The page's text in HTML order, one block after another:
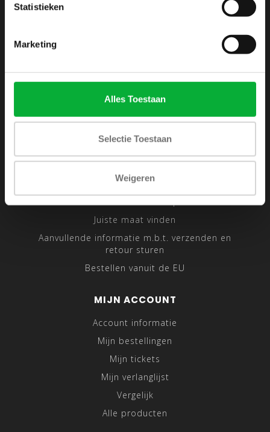
Statistieken
Marketing
Alles Toestaan
Selectie Toestaan
Weigeren
Disclaimer
Privacy Policy
Sitemap
Traveling Tailor
Juiste maat vinden
Aanvullende informatie m.b.t. verzenden en
retour sturen
Bestellen vanuit de EU
MIJN ACCOUNT
Account informatie
Mijn bestellingen
Mijn tickets
Mijn verlanglijst
Vergelijk
Alle producten